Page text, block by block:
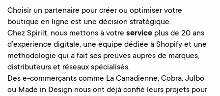
Choisir un partenaire pour créer ou optimiser votre
boutique en ligne est une décision stratégique.
Chez Spiriit, nous mettons à votre service plus de 20 ans
d’expérience digitale, une équipe dédiée à Shopify et une
méthodologie qui a fait ses preuves auprès de marques,
distributeurs et réseaux spécialisés.
Des e-commerçants comme La Canadienne, Cobra, Julbo
ou Made in Design nous ont déjà confié leurs projets pour